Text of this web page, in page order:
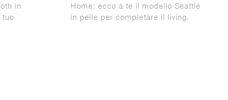
in
tuo
Home: ecco a te il modello Seattle
in pelle per completare il living.